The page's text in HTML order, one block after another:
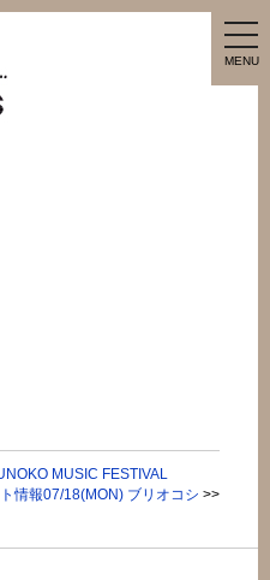
MENU
MUSIC FESTIVAL
情報07/18(MON) ブリオコシ >>